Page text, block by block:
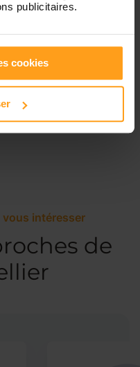
publicitaires.
cookies
de 00:00 à 00:00
intéresser
de